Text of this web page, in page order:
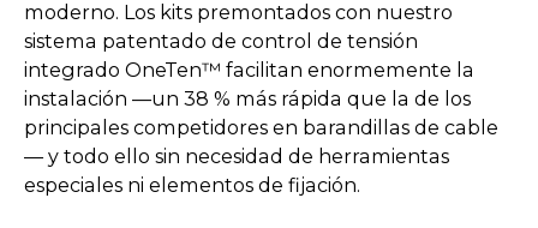
e
n
s
i
n
a
n
moderno. Los kits premontados con nuestro
sistema patentado de control de tensión
integrado OneTen™ facilitan enormemente la
instalación —un 38 % más rápida que la de los
principales competidores en barandillas de cable
— y todo ello sin necesidad de herramientas
especiales ni elementos de fijación.